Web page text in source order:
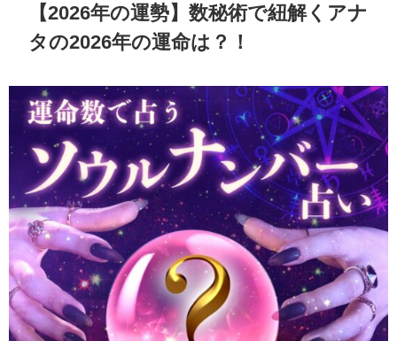
【2026年の運勢】数秘術で紐解くアナ
タの2026年の運命は？！